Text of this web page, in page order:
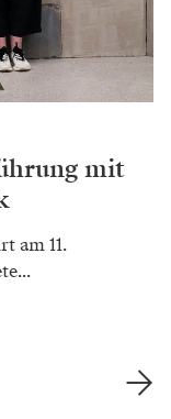
mit
am 11.